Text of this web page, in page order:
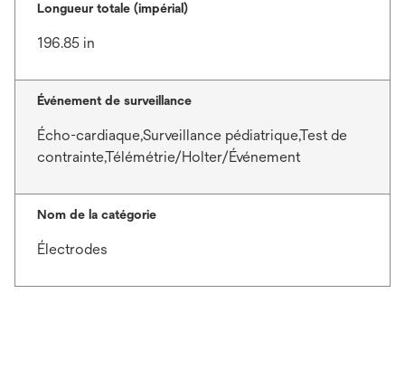
Longueur totale (impérial)
196.85 in
Événement de surveillance
Écho-cardiaque,Surveillance pédiatrique,Test de
contrainte,Télémétrie/Holter/Événement
Nom de la catégorie
Électrodes